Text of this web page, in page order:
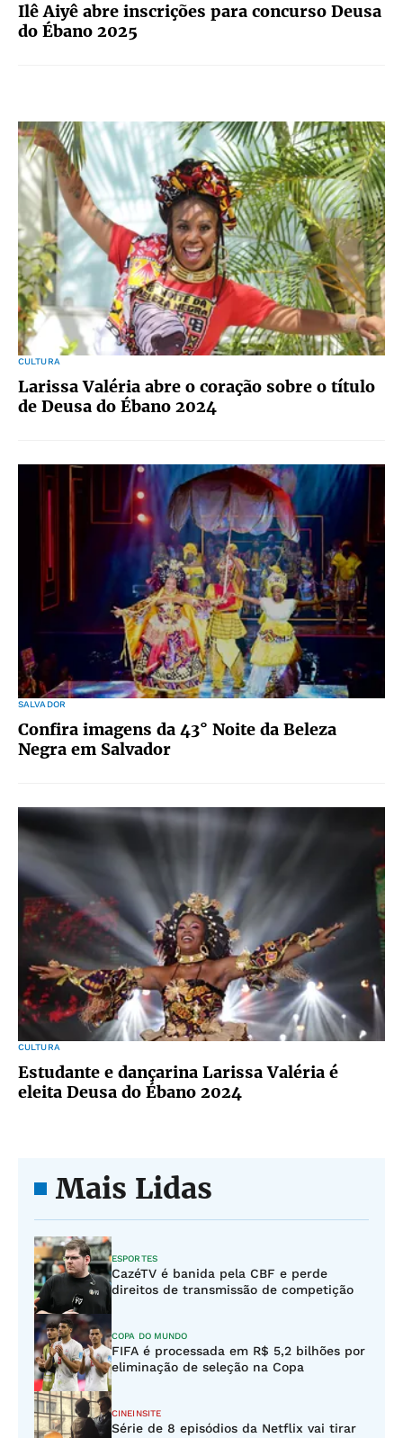
Ilê Aiyê abre inscrições para concurso Deusa
do Ébano 2025
CULTURA
Larissa Valéria abre o coração sobre o título
de Deusa do Ébano 2024
SALVADOR
Confira imagens da 43° Noite da Beleza
Negra em Salvador
CULTURA
Estudante e dançarina Larissa Valéria é
eleita Deusa do Ébano 2024
Mais Lidas
ESPORTES
CazéTV é banida pela CBF e perde
direitos de transmissão de competição
COPA DO MUNDO
FIFA é processada em R$ 5,2 bilhões por
eliminação de seleção na Copa
CINEINSITE
Série de 8 episódios da Netflix vai tirar